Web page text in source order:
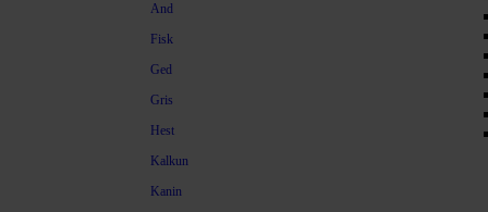
And
Fisk
Ged
Gris
Hest
Kalkun
Kanin